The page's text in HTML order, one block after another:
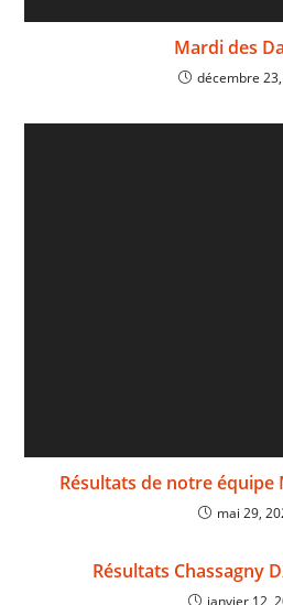
Mardi des
décembre
Résultats de notre équipe
mai 29,
Résultats Chassagny
janvier 12,